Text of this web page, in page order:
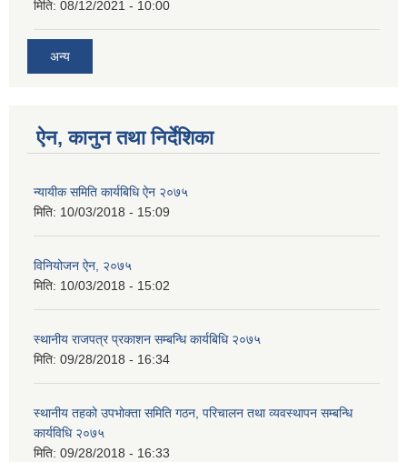
मिति: 08/12/2021 - 10:00
अन्य
ऐन, कानुन तथा निर्देशिका
न्यायीक समिति कार्यबिधि ऐन २०७५
मिति: 10/03/2018 - 15:09
विनियोजन ऐन, २०७५
मिति: 10/03/2018 - 15:02
स्थानीय राजपत्र प्रकाशन सम्बन्धि कार्यबिधि २०७५
मिति: 09/28/2018 - 16:34
स्थानीय तहको उपभोक्ता समिति गठन, परिचालन तथा व्यवस्थापन सम्बन्धि
कार्यविधि २०७५
मिति: 09/28/2018 - 16:33